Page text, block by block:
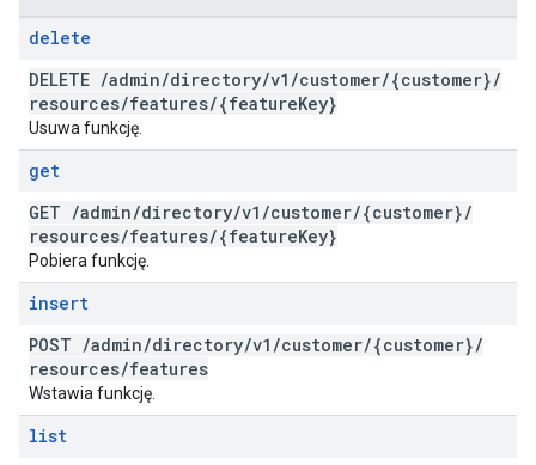
delete
DELETE /admin/directory/v1 /customer/{customer}/
resources/features/{featureKey}
Usuwa funkcję.
get
GET /admin/directory/v1 /customer/{customer}/
resources/features/{featureKey}
Pobiera funkcję.
insert
POST /admin/directory/v1 /customer/{customer}/
resources/features
Wstawia funkcję.
list